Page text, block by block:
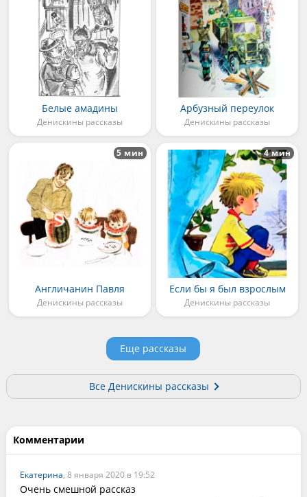
Белые амадины
Денискины рассказы
Арбузный переулок
Денискины рассказы
Англичанин Павля
Денискины рассказы
5 мин
Если бы я был взрослым
Денискины рассказы
4 мин
Еще рассказы
Все Денискины рассказы
Комментарии
Екатерина, 8 января 2020 в 19:52
Очень смешной рассказ